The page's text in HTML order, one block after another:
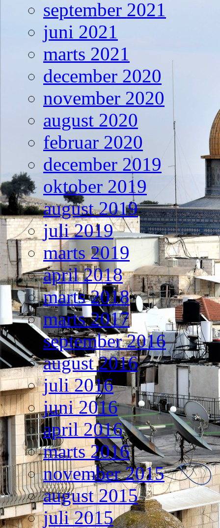
september 2021
juni 2021
marts 2021
december 2020
november 2020
august 2020
februar 2020
december 2019
oktober 2019
august 2019
juli 2019
marts 2019
april 2018
marts 2018
marts 2017
september 2016
august 2016
juli 2016
juni 2016
april 2016
marts 2016
november 2015
august 2015
juli 2015